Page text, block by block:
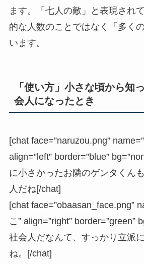
ます。「七人の敵」と表現され
的な人数のことではなく「多く
います。
「使い方」小さな頃から知
会人になったとき
[chat face=”naruzou.png”
align=”left” border=”blue”
に小さかったお隣のゲンタくん
人だね[/chat]
[chat face=”obaasan_face.png”
こ” align=”right” border=”green”
社会人だなんて、すっかり立派
ね。[/chat]